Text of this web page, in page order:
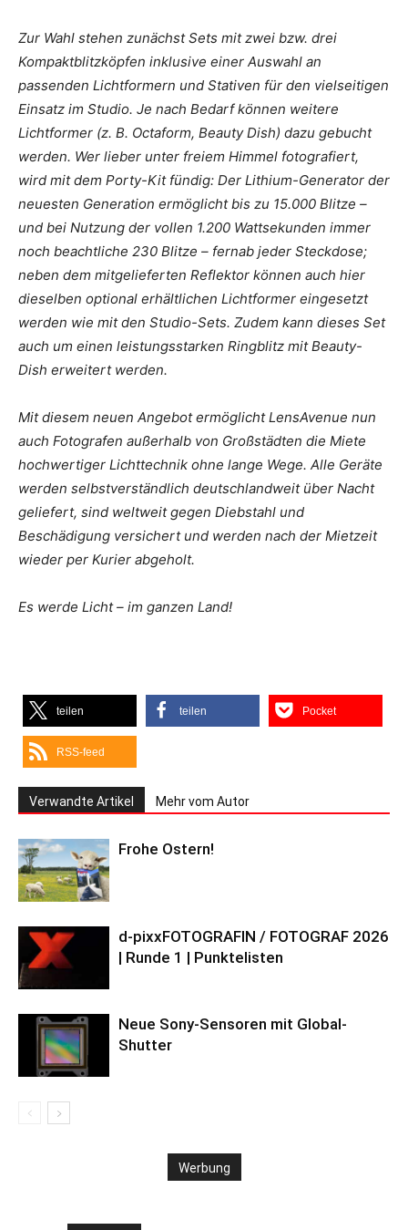
Zur Wahl stehen zunächst Sets mit zwei bzw. drei
Kompaktblitzköpfen inklusive einer Auswahl an
passenden Lichtformern und Stativen für den vielseitigen
Einsatz im Studio. Je nach Bedarf können weitere
Lichtformer (z. B. Octaform, Beauty Dish) dazu gebucht
werden. Wer lieber unter freiem Himmel fotografiert,
wird mit dem Porty-Kit fündig: Der Lithium-Generator der
neuesten Generation ermöglicht bis zu 15.000 Blitze –
und bei Nutzung der vollen 1.200 Wattsekunden immer
noch beachtliche 230 Blitze – fernab jeder Steckdose;
neben dem mitgelieferten Reflektor können auch hier
dieselben optional erhältlichen Lichtformer eingesetzt
werden wie mit den Studio-Sets. Zudem kann dieses Set
auch um einen leistungsstarken Ringblitz mit Beauty-
Dish erweitert werden.
Mit diesem neuen Angebot ermöglicht LensAvenue nun
auch Fotografen außerhalb von Großstädten die Miete
hochwertiger Lichttechnik ohne lange Wege. Alle Geräte
werden selbstverständlich deutschlandweit über Nacht
geliefert, sind weltweit gegen Diebstahl und
Beschädigung versichert und werden nach der Mietzeit
wieder per Kurier abgeholt.
Es werde Licht – im ganzen Land!
teilen teilen Pocket
RSS-feed
Verwandte Artikel Mehr vom Autor
Frohe Ostern!
d-pixxFOTOGRAFIN / FOTOGRAF 2026
| Runde 1 | Punktelisten
Neue Sony-Sensoren mit Global-
Shutter
Werbung